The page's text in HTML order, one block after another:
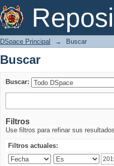
Buscar
DSpace Principal → Buscar
Buscar
Buscar:
Filtros
Use filtros para refinar sus
Filtros actuales: